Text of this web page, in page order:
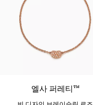
엘사 퍼레티™